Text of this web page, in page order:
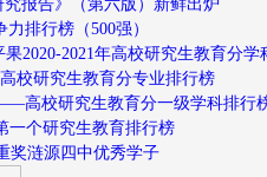
报告》（第六版）新鲜出炉
排行榜（500强）
2020-2021年高校研究生教育分学
校研究生教育分专业排行榜
高校研究生教育分一级学科排行
一个研究生教育排行榜
奖涟源四中优秀学子